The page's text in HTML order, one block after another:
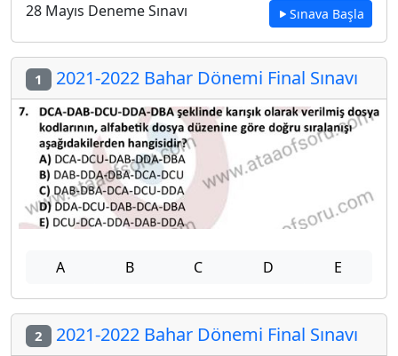
28 Mayıs Deneme Sınavı Sınava Başla
1 2021-2022 Bahar Dönemi Final Sınavı
A B C D E
2 2021-2022 Bahar Dönemi Final Sınavı